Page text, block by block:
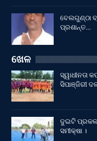
ବେଲଗୁଣ୍ଠା
ପ୍ରଶାନ୍ତ…
ଖେଳ
ସ୍ୱାଧୀନତା
ସିପାଞ୍ଜିରୀ
ଦୁଇଟି
ସମୀକ୍ଷା ।